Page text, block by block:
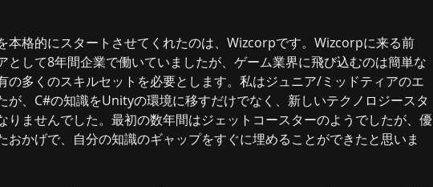
本格的にスタートさせてくれたのは、Wizcorpです。Wizcorpに来る前
として8年間企業で働いていましたが、ゲーム業界に飛び込むのは簡単な
の多くのスキルセットを必要とします。私はジュニア/ミッドティアのエ
が、C#の知識をUnityの環境に移すだけでなく、新しいテクノロジースタ
りませんでした。最初の数年間はジェットコースターのようでしたが、優
おかげで、自分の知識のギャップをすぐに埋めることができたと思いま